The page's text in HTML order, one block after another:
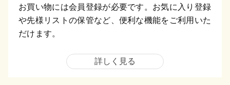
お買い物には会員登録が必要です。お気に入り登録
や先様リストの保管など、便利な機能をご利用いた
だけます。
詳しく見る